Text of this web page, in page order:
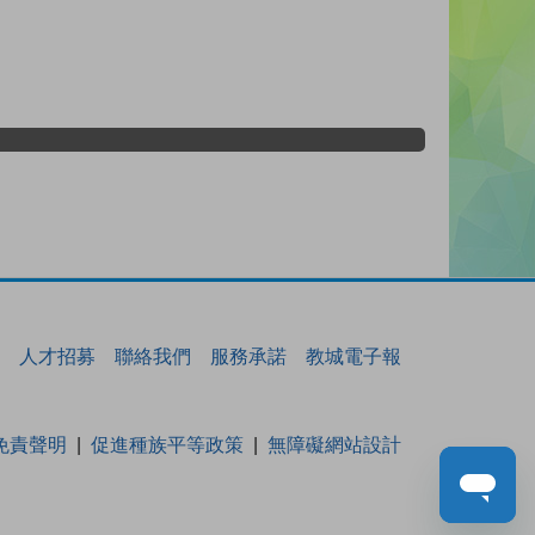
人才招募 聯絡我們 服務承諾 教城電子報
責聲明 促進種族平等政策 無障礙網站設計